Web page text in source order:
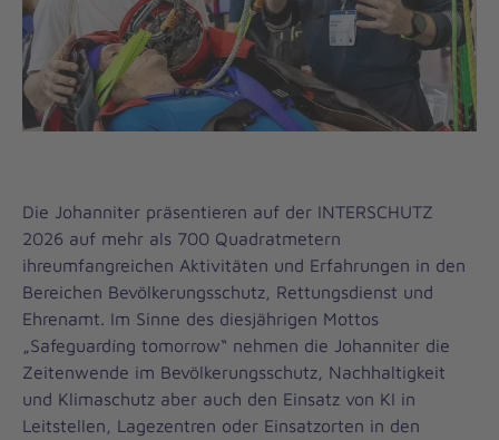
Die Johanniter präsentieren auf der INTERSCHUTZ
2026 auf mehr als 700 Quadratmetern
ihreumfangreichen Aktivitäten und Erfahrungen in den
Bereichen Bevölkerungsschutz, Rettungsdienst und
Ehrenamt. Im Sinne des diesjährigen Mottos
„Safeguardíng tomorrow“ nehmen die Johanniter die
Zeitenwende im Bevölkerungsschutz, Nachhaltigkeit
und Klimaschutz aber auch den Einsatz von KI in
Leitstellen, Lagezentren oder Einsatzorten in den